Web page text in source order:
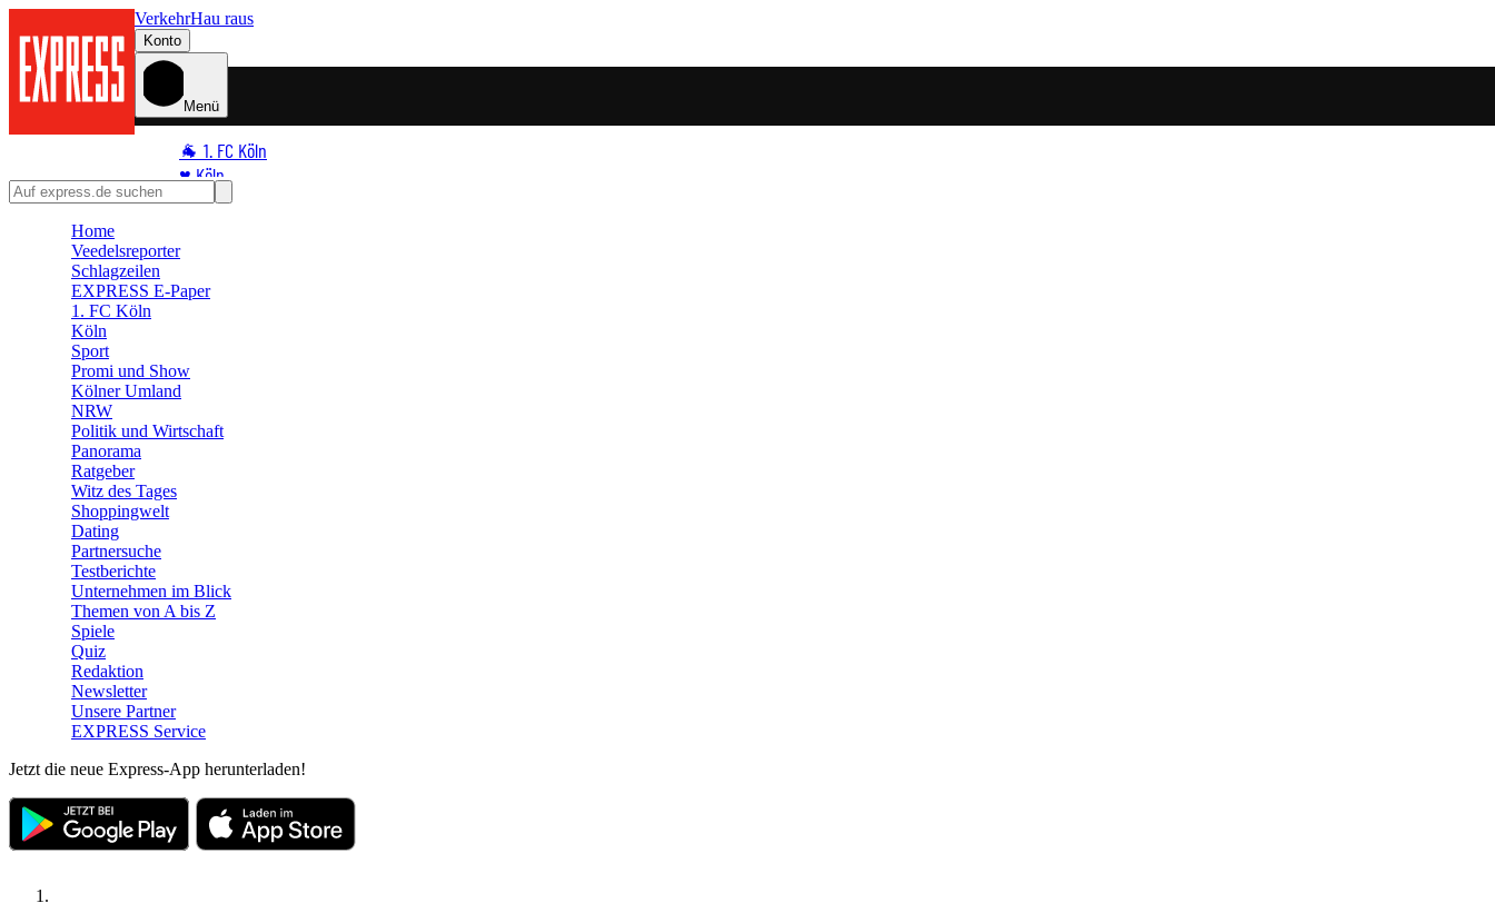
VerkehrHau raus
Konto
Menü
🐐 1. FC Köln
♥️ Köln
⭐ Promi
🛒 Shoppingwelt
🧩 Spiele
Home
Veedelsreporter
Schlagzeilen
EXPRESS E-Paper
1. FC Köln
Köln
Sport
Promi und Show
Kölner Umland
NRW
Politik und Wirtschaft
Panorama
Ratgeber
Witz des Tages
Shoppingwelt
Dating
Partnersuche
Testberichte
Unternehmen im Blick
Themen von A bis Z
Spiele
Quiz
Redaktion
Newsletter
Unsere Partner
EXPRESS Service
Jetzt die neue Express-App herunterladen!